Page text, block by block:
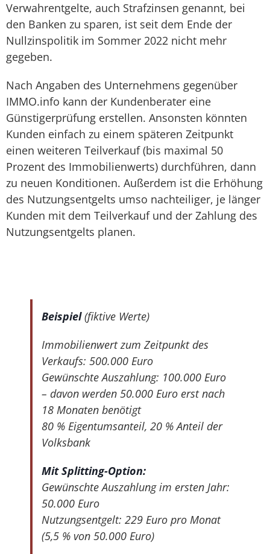
Verwahrentgelte, auch Strafzinsen genannt, bei
den Banken zu sparen, ist seit dem Ende der
Nullzinspolitik im Sommer 2022 nicht mehr
gegeben.
Nach Angaben des Unternehmens gegenüber
IMMO.info kann der Kundenberater eine
Günstigerprüfung erstellen. Ansonsten könnten
Kunden einfach zu einem späteren Zeitpunkt
einen weiteren Teilverkauf (bis maximal 50
Prozent des Immobilienwerts) durchführen, dann
zu neuen Konditionen. Außerdem ist die Erhöhung
des Nutzungsentgelts umso nachteiliger, je länger
Kunden mit dem Teilverkauf und der Zahlung des
Nutzungsentgelts planen.
Beispiel(fiktive Werte)
Immobilienwert zum Zeitpunkt des
Verkaufs: 500.000 Euro
Gewünschte Auszahlung: 100.000 Euro
– davon werden 50.000 Euro erst nach
18 Monaten benötigt
80 % Eigentumsanteil, 20 % Anteil der
Volksbank
Mit Splitting-Option:
Gewünschte Auszahlung im ersten Jahr:
50.000 Euro
Nutzungsentgelt: 229 Euro pro Monat
(5,5 % von 50.000 Euro)